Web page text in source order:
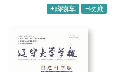
+购物车
+收藏